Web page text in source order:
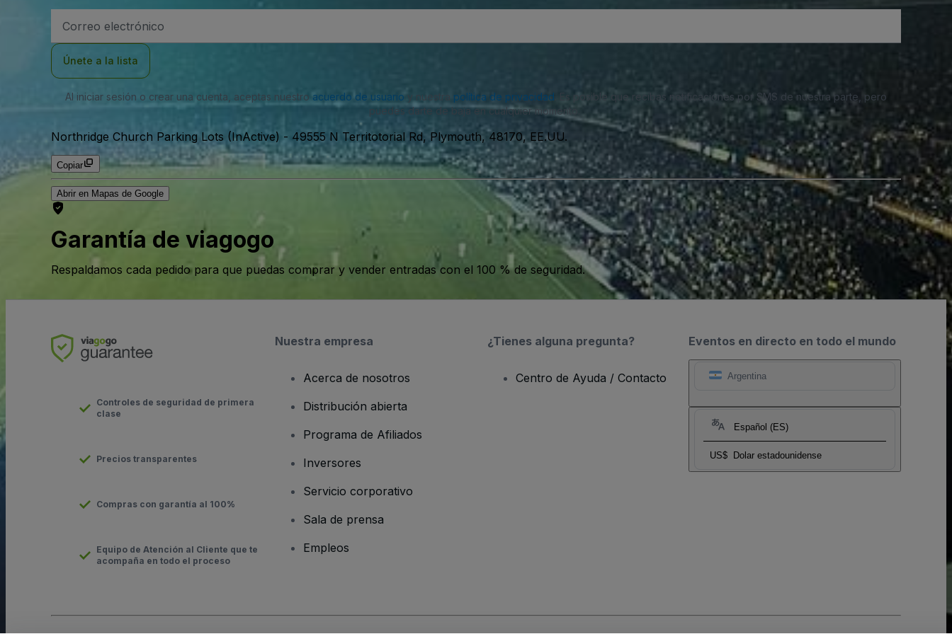
de
Únete a la lista
Al iniciar sesión o crear una cuenta, aceptas nuestro acuerdo de usuarioy nuestra política de privacidad . Es posible que recibas notificaciones por SMS de nuestra parte, pero
puedes darte de baja en cualquier momento.
Northridge Church Parking Lots (InActive) - 49555 N Territotorial Rd, Plymouth, 48170, EE.UU.
Copiar
Abrir en Mapas de Google
Garantía de viagogo
Respaldamos cada pedido para que puedas comprar y vender entradas con el 100 % de seguridad.
Eventos en directo en todo el mundo
Argentina
Español (ES)
US$ Dolar estadounidense
Controles de seguridad de primera
clase
Precios transparentes
Compras con garantía al 100%
Equipo de Atención al Cliente que te
acompaña en todo el proceso
Nuestra empresa
Acerca de nosotros
Distribución abierta
Programa de Afiliados
Inversores
Servicio corporativo
Sala de prensa
Empleos
¿Tienes alguna pregunta?
Centro de Ayuda / Contacto